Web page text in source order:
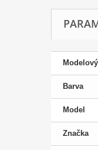
Barva
Model
Značka